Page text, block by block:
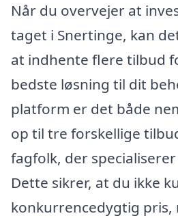
Når du overvejer at
taget i Snertinge, kan
at indhente flere tilbud
bedste løsning til dit
platform er det både
op til tre forskellige
fagfolk, der
Dette sikrer, at du ikke
konkurrencedygtig pris,